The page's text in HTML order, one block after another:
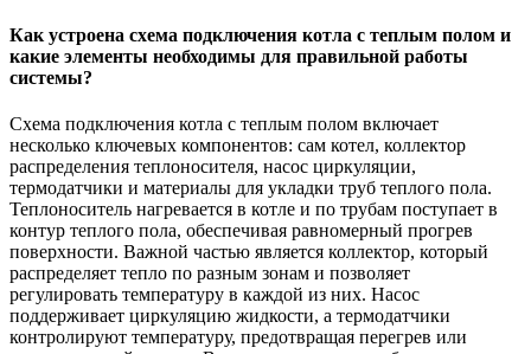
Как устроена схема подключения котла с теплым полом и
какие элементы необходимы для правильной работы
системы?
Схема подключения котла с теплым полом включает
несколько ключевых компонентов: сам котел, коллектор
распределения теплоносителя, насос циркуляции,
термодатчики и материалы для укладки труб теплого пола.
Теплоноситель нагревается в котле и по трубам поступает в
контур теплого пола, обеспечивая равномерный прогрев
поверхности. Важной частью является коллектор, который
распределяет тепло по разным зонам и позволяет
регулировать температуру в каждой из них. Насос
поддерживает циркуляцию жидкости, а термодатчики
контролируют температуру, предотвращая перегрев или